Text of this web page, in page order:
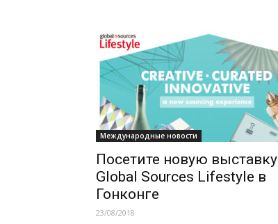
Международные новости
Посетите новую выставку
Global Sources Lifestyle в
Гонконге
23/08/2018